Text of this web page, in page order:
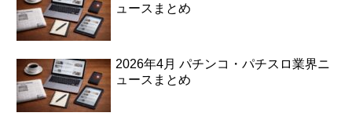
ュースまとめ
2026年4月 パチンコ・パチスロ業界ニ
ュースまとめ